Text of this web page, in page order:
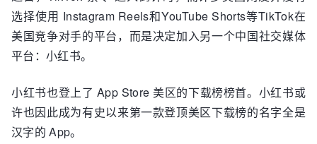
选择使用 Instagram Reels和YouTube Shorts等TikTok在
美国竞争对手的平台，而是决定加入另一个中国社交媒体
平台：小红书。
小红书也登上了 App Store 美区的下载榜榜首。小红书或
许也因此成为有史以来第一款登顶美区下载榜的名字全是
汉字的 App。